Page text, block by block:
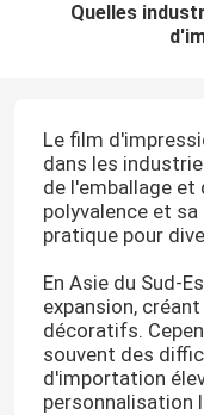
Quelles
Le film
dans les
de l'emballage et
polyvalence et
pratique pour
En Asie du Sud-
expansion,
décoratifs.
souvent des
d'importation
personnalisation